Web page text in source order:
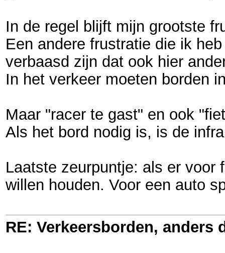
In de regel blijft mijn grootste
Een andere frustratie die ik
verbaasd zijn dat ook hier
In het verkeer moeten borden
Maar "racer te gast" en ook
Als het bord nodig is, is de
Laatste zeurpuntje: als er voor
willen houden. Voor een auto
RE: Verkeersborden, anders